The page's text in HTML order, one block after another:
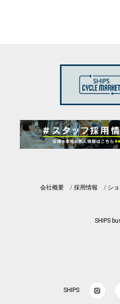
会社概要 採用情報 シ
SHIPS
SHIPS